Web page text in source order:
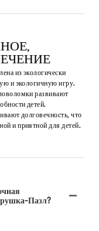
​​из экологически
и экологичную игру.
развивают
детей.
долговечность, что
и приятной для детей.
Пазл?